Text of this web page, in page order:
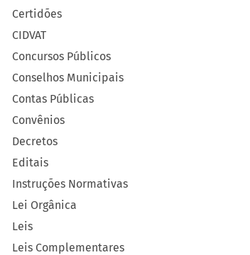
Certidões
CIDVAT
Concursos Públicos
Conselhos Municipais
Contas Públicas
Convênios
Decretos
Editais
Instruções Normativas
Lei Orgânica
Leis
Leis Complementares